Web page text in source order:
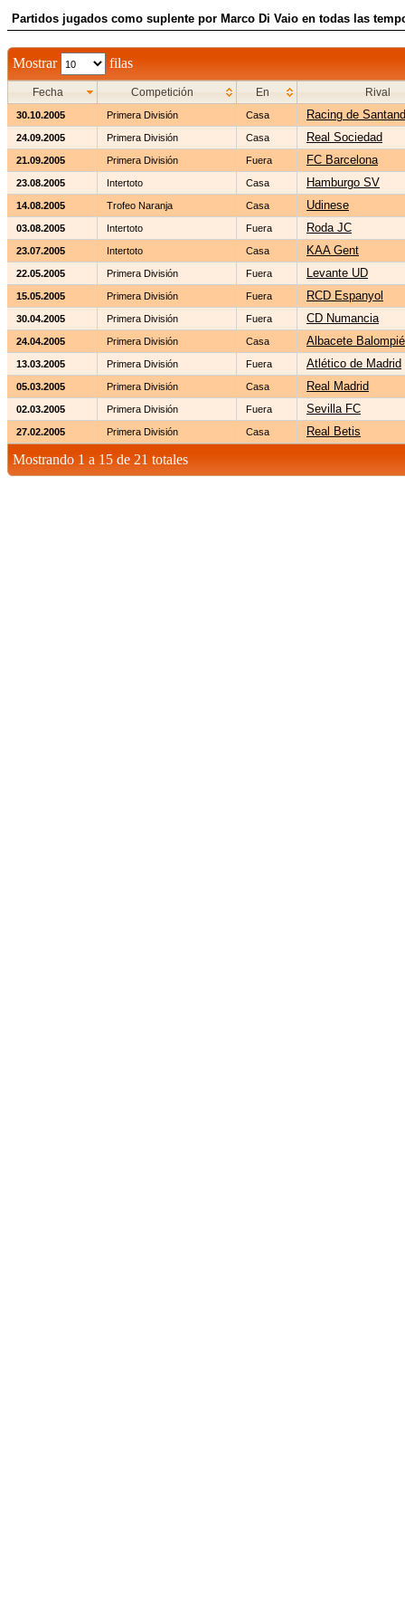
Partidos jugados como suplente por Marco Di Vaio en todas las
Mostrar filas
Fecha Competición En Rival
30.10.2005 Primera División Casa Racing de
24.09.2005 Primera División Casa Real Sociedad
21.09.2005 Primera División Fuera FC Barcelona
23.08.2005 Intertoto Casa Hamburgo SV
14.08.2005 Trofeo Naranja Casa Udinese
03.08.2005 Intertoto Fuera Roda JC
23.07.2005 Intertoto Casa KAA Gent
22.05.2005 Primera División Fuera Levante UD
15.05.2005 Primera División Fuera RCD Espanyol
30.04.2005 Primera División Fuera CD Numancia
24.04.2005 Primera División Casa Albacete Balompié
13.03.2005 Primera División Fuera Atlético de Madrid
05.03.2005 Primera División Casa Real Madrid
02.03.2005 Primera División Fuera Sevilla FC
27.02.2005 Primera División Casa Real Betis
Mostrando 1 a 15 de 21 totales